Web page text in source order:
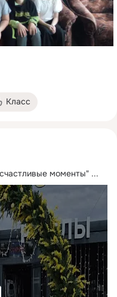
Класс
моменты" ...